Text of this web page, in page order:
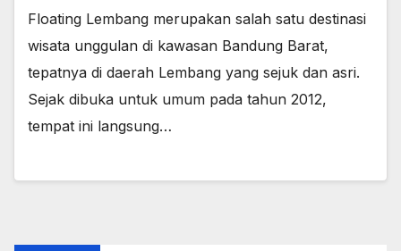
Floating Lembang merupakan salah satu destinasi
wisata unggulan di kawasan Bandung Barat,
tepatnya di daerah Lembang yang sejuk dan asri.
Sejak dibuka untuk umum pada tahun 2012,
tempat ini langsung…